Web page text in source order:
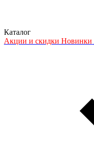
Каталог
Акции и скидки Новинки